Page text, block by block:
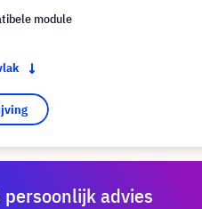
module
advies